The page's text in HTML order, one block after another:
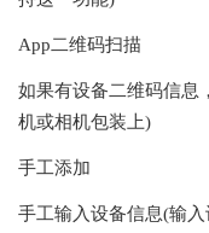
App二维码扫描
如果有设备二维码信息
机或相机包装上)
手工添加
手工输入设备信息(输